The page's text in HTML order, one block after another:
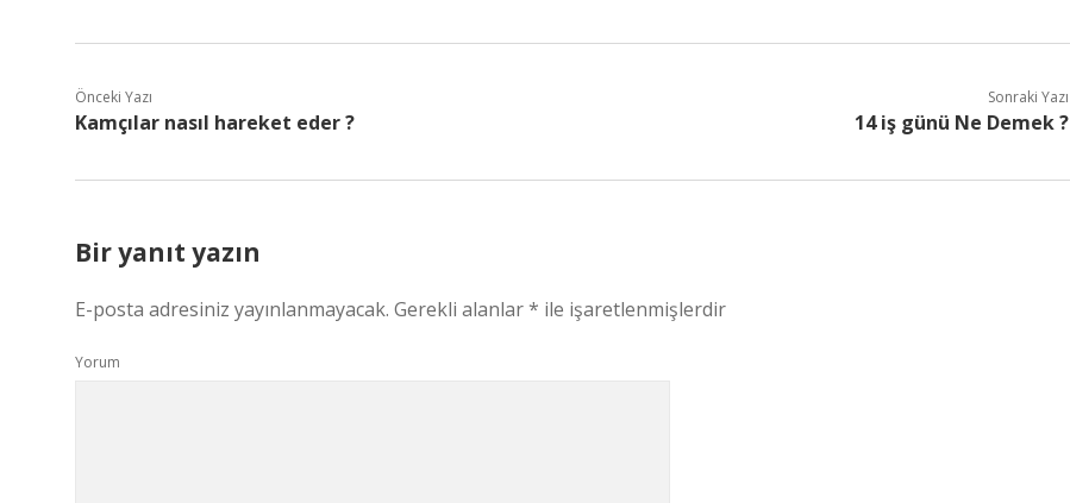
Önceki Yazı
Kamçılar nasıl hareket eder ?
Sonraki Yazı
14 iş günü Ne Demek ?
Bir yanıt yazın
E-posta adresiniz yayınlanmayacak. Gerekli alanlar* ile işaretlenmişlerdir
Yorum